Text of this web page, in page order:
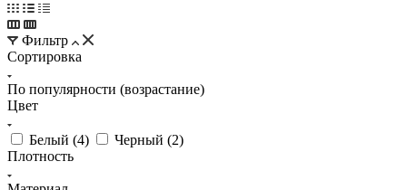
Фильтр
Сортировка
По популярности (возрастание)
Цвет
Белый (4) Черный (2)
Плотность